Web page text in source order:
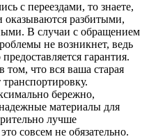
с переездами, то знаете,
разбитыми,
В случаи с обращением
не возникнет, ведь
гарантия.
что вся ваша старая
бережно,
материалы для
лучше
совсем не обязательно.